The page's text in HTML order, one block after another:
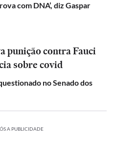
com DNA’, diz Gaspar
punição contra Fauci
sobre covid
no Senado dos
A PUBLICIDADE